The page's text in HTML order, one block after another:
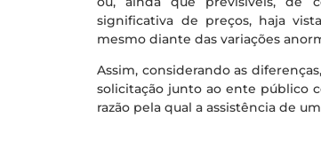
significativa de preços, haja
mesmo diante das variações
Assim, considerando as
solicitação junto ao ente público
razão pela qual a assistência de